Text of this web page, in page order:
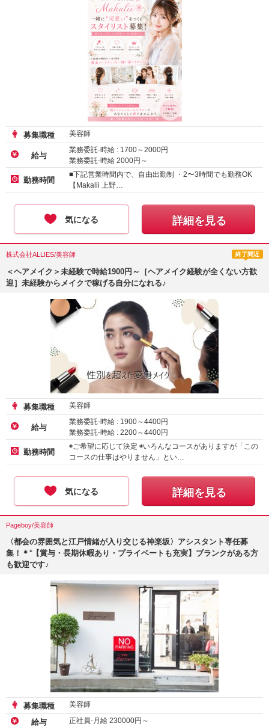
募集職種 美容師
給与
業務委託-時給 : 1700～2000円
業務委託-時給 2000円～
勤務時間
■下記営業時間内で、自由出勤制 ・2〜3時間でも勤務OK
【Makalii 上野…
気になる 詳細を見る
株式会社ALLIES/美容師 終了間近
＜ヘアメイク＞未経験で時給1900円～［ヘアメイク経験が全くない方歓
迎］未経験からメイクで稼げる自分になれる♪
募集職種 美容師
給与
業務委託-時給 : 1900～4400円
業務委託-時給 : 2200～4400円
勤務時間
◉ご希望に応じて決定 ◉いろんなコースがありますが「この
コースの仕事はやりません」とい…
気になる 詳細を見る
Pageboy/美容師
〈都会の雰囲気と江戸情緒が入り交じる神楽坂〉アシスタント専任募
集！＊⁺【賞与・長期休暇あり・プライベートも充実】ブランクがある方
も歓迎です♪
募集職種 美容師
給与 正社員-月給 230000円～